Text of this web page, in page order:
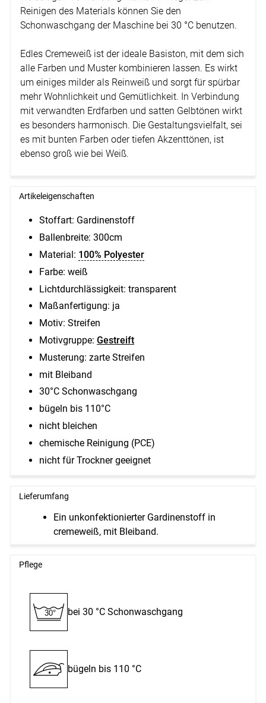
Reinigen des Materials können Sie den
Schonwaschgang der Maschine bei 30 °C benutzen.
Edles Cremeweiß ist der ideale Basiston, mit dem sich
alle Farben und Muster kombinieren lassen. Es wirkt
um einiges milder als Reinweiß und sorgt für spürbar
mehr Wohnlichkeit und Gemütlichkeit. In Verbindung
mit verwandten Erdfarben und satten Gelbtönen wirkt
es besonders harmonisch. Die Gestaltungsvielfalt, sei
es mit bunten Farben oder tiefen Akzenttönen, ist
ebenso groß wie bei Weiß.
Artikeleigenschaften
Stoffart: Gardinenstoff
Ballenbreite: 300cm
Material: 100% Polyester
Farbe: weiß
Lichtdurchlässigkeit: transparent
Maßanfertigung: ja
Motiv: Streifen
Motivgruppe: Gestreift
Musterung: zarte Streifen
mit Bleiband
30°C Schonwaschgang
bügeln bis 110°C
nicht bleichen
chemische Reinigung (PCE)
nicht für Trockner geeignet
Lieferumfang
Ein unkonfektionierter Gardinenstoff in
cremeweiß, mit Bleiband.
Pflege
30° bei 30 °C Schon­waschgang
bügeln bis 110 °C